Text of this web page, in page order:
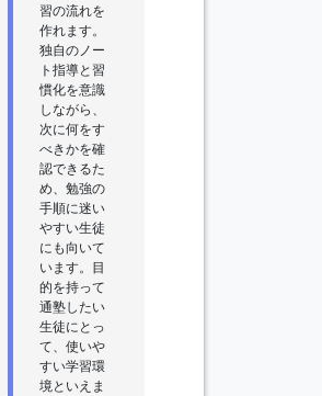
習の流れを
作れます。
独自のノー
ト指導と習
慣化を意識
しながら、
次に何をす
べきかを確
認できるた
め、勉強の
手順に迷い
やすい生徒
にも向いて
います。目
的を持って
通塾したい
生徒にとっ
て、使いや
すい学習環
境といえま